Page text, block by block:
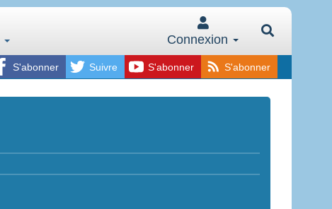
Connexion
S'abonner Suivre S'abonner S'abonner